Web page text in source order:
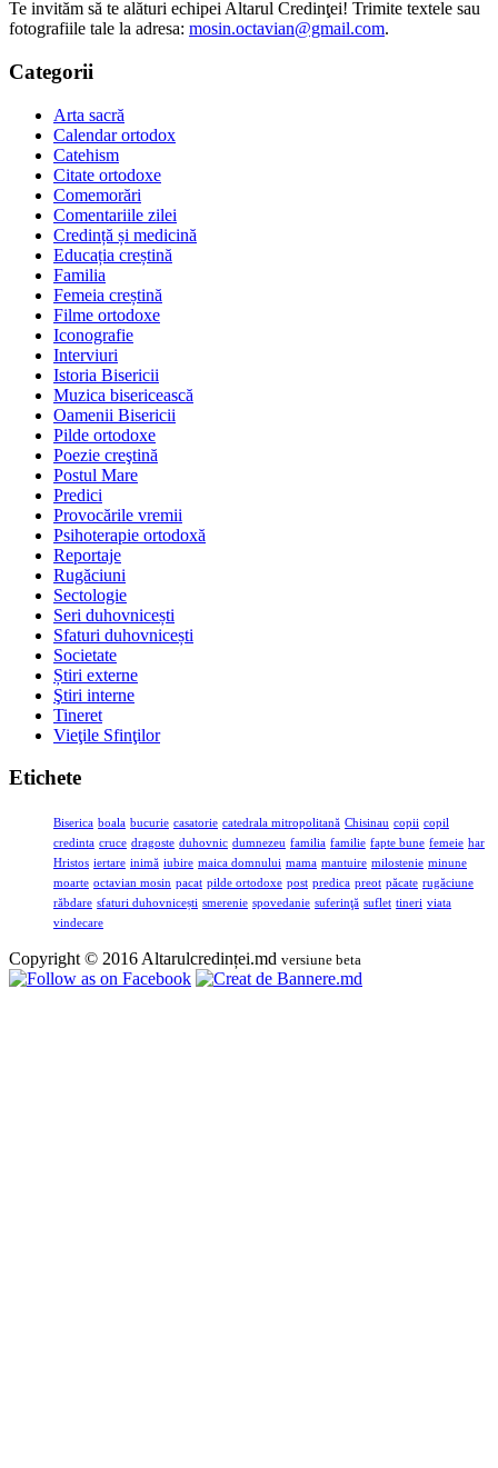
Te invităm să te alături echipei Altarul Credinţei! Trimite textele sau
fotografiile tale la adresa: mosin.octavian@gmail.com.
Categorii
Arta sacră
Calendar ortodox
Catehism
Citate ortodoxe
Comemorări
Comentariile zilei
Credință și medicină
Educația creștină
Familia
Femeia creștină
Filme ortodoxe
Iconografie
Interviuri
Istoria Bisericii
Muzica bisericească
Oamenii Bisericii
Pilde ortodoxe
Poezie creştină
Postul Mare
Predici
Provocările vremii
Psihoterapie ortodoxă
Reportaje
Rugăciuni
Sectologie
Seri duhovnicești
Sfaturi duhovnicești
Societate
Știri externe
Ştiri interne
Tineret
Vieţile Sfinţilor
Etichete
Biserica boala bucurie casatorie catedrala mitropolitană Chisinau copii copil
credinta cruce dragoste duhovnic dumnezeu familia familie fapte bune femeie har
Hristos iertare inimă iubire maica domnului mama mantuire milostenie minune
moarte octavian mosin pacat pilde ortodoxe post predica preot păcate rugăciune
răbdare sfaturi duhovnicești smerenie spovedanie suferinţă suflet tineri viata
vindecare
Copyright © 2016 Altarulcredinței.md versiune beta